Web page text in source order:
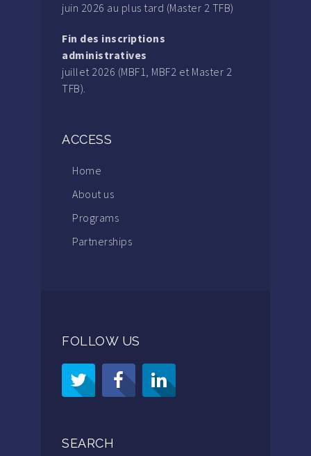
juin 2026 au plus tard (Master 2 TFB)
Fin des inscriptions
administratives
juillet 2026 (MBF1, MBF2 et Master 2
TFB).
ACCESS
Home
About us
Programs
Partnerships
FOLLOW US
SEARCH